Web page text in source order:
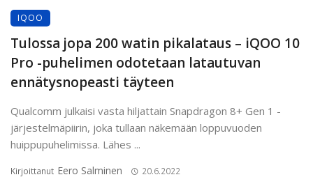
IQOO
Tulossa jopa 200 watin pikalataus – iQOO 10
Pro -puhelimen odotetaan latautuvan
ennätysnopeasti täyteen
Qualcomm julkaisi vasta hiljattain Snapdragon 8+ Gen 1 -
järjestelmäpiirin, joka tullaan näkemään loppuvuoden
huippupuhelimissa. Lähes ...
Kirjoittanut Eero Salminen 20.6.2022